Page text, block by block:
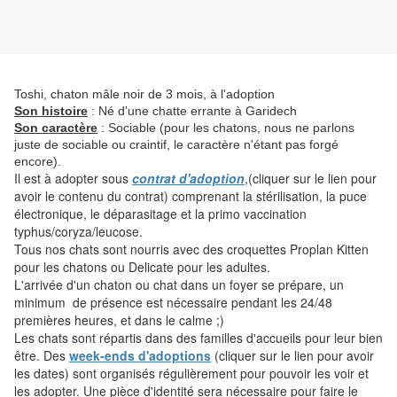
Toshi, chaton mâle noir de 3 mois, à l'adoption
Son histoire : Né d'une chatte errante à Garidech
Son caractère : Sociable (pour les chatons, nous ne parlons
juste de sociable ou craintif, le caractère n'étant pas forgé
encore).
Il est à adopter sous contrat d'adoption,(cliquer sur le lien pour
avoir le contenu du contrat) comprenant la stérilisation, la puce
électronique, le déparasitage et la primo vaccination
typhus/coryza/leucose.
Tous nos chats sont nourris avec des croquettes Proplan Kitten
pour les chatons ou Delicate pour les adultes.
L'arrivée d'un chaton ou chat dans un foyer se prépare, un
minimum de présence est nécessaire pendant les 24/48
premières heures, et dans le calme ;)
Les chats sont répartis dans des familles d'accueils pour leur bien
être. Des week-ends d'adoptions (cliquer sur le lien pour avoir
les dates) sont organisés régulièrement pour pouvoir les voir et
les adopter. Une pièce d'identité sera nécessaire pour faire le